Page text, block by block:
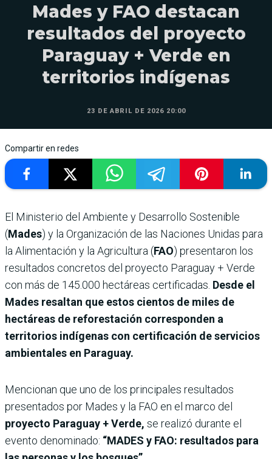
Mades y FAO destacan
resultados del proyecto
Paraguay + Verde en
territorios indígenas
23 DE ABRIL DE 2026 20:00
Compartir en redes
El Ministerio del Ambiente y Desarrollo Sostenible
(Mades) y la Organización de las Naciones Unidas para
la Alimentación y la Agricultura (FAO) presentaron los
resultados concretos del proyecto Paraguay + Verde
con más de 145.000 hectáreas certificadas. Desde el
Mades resaltan que estos cientos de miles de
hectáreas de reforestación corresponden a
territorios indígenas con certificación de servicios
ambientales en Paraguay.
Mencionan que uno de los principales resultados
presentados por Mades y la FAO en el marco del
proyecto Paraguay + Verde, se realizó durante el
evento denominado: “MADES y FAO: resultados para